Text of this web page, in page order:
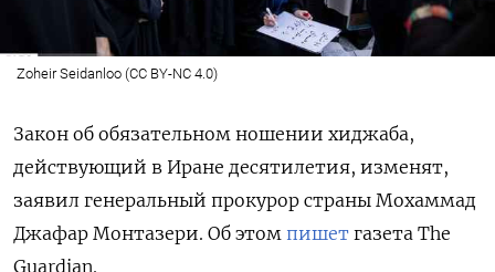
Zoheir Seidanloo (CC BY-NC 4.0)
Закон об обязательном ношении хиджаба,
действующий в Иране десятилетия, изменят,
заявил генеральный прокурор страны Мохаммад
Джафар Монтазери. Об этом пишет газета The
Guardian.